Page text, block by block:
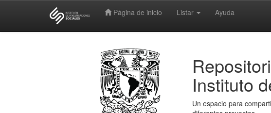
Página de inicio Listar Ayuda
Instituto
Un espacio para